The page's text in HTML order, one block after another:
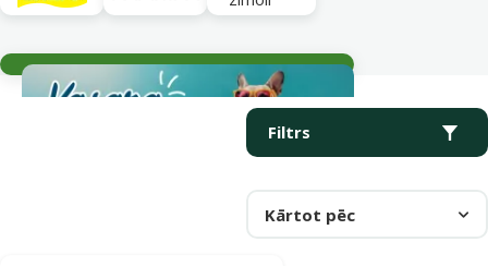
Filtrs
Kārtot pēc